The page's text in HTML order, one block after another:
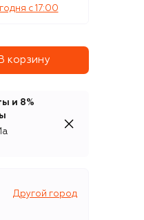
c 17:00
В корзину
и 8%
Другой город